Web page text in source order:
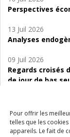
Pour offrir les
telles que les
appareils. Le fait de
Perspectives
13 Juil 2026
Analyses
09 Juil 2026
Regards croisés
de jour de bas
06 Juil 2026
Étude